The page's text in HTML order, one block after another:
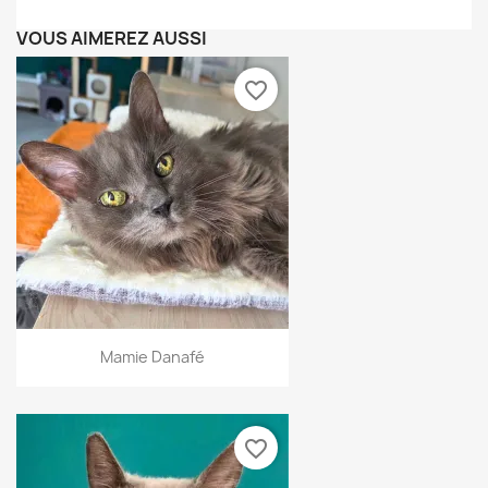
VOUS AIMEREZ AUSSI
Mamie Danafé
favorite_border
favorite_border